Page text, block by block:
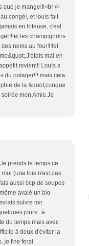
que je mange!!!<br />
congél, et louis fait
en friteuse, c'est
les champignons
nems au four!!!!et
mal en
revient!! Louis a
du potager!!! mais cela
de la &quot;conque
mon Amie.Je
prends le temps ce
(une fois n'est pas
aussi bcp de soupes
avalé un blo
suivre ton
jours...à
du temps mais avec
à deux d'éviter la
je t'ne ferai